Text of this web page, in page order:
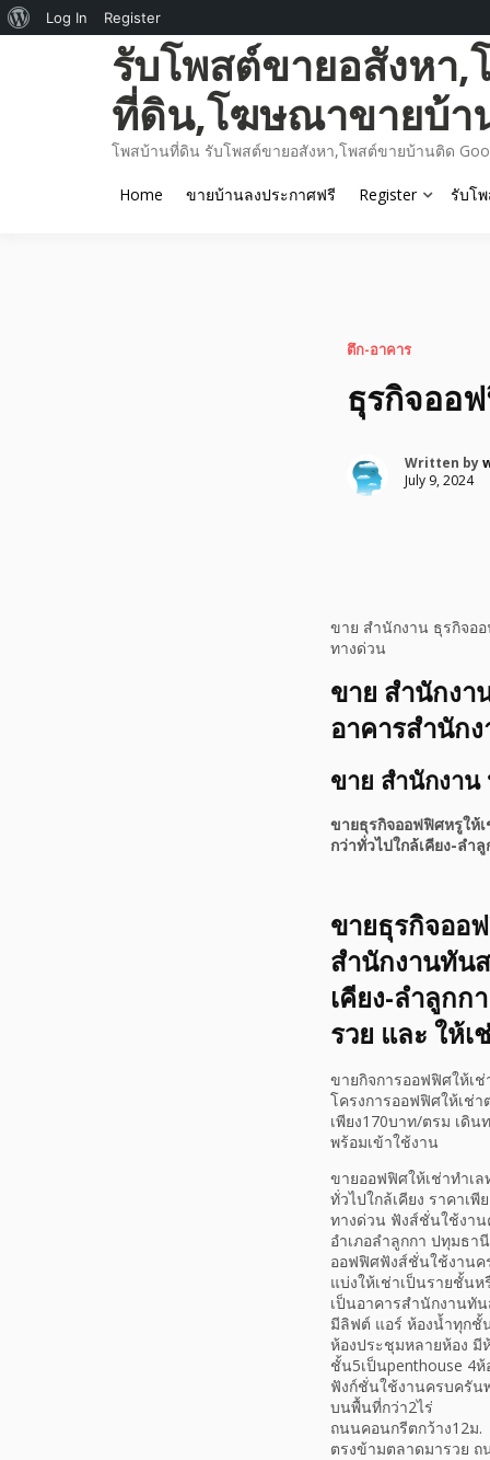
รับโพสต์ขายอสังหา
ที่ดิน,โฆษณาขายบ้า
โพสบ้านที่ดิน รับโพสต์ขายอสังหา,โพสต์ขายบ้านติด
Home ขายบ้านลงประกาศฟรี Register รับโ
ตึก-อาคาร
ธุรกิจออ
Written by
July 9, 2024
ขาย สำนักงาน ธุรกิจอ
ทางด่วน
ขาย สำนักงา
อาคารสำนัก
ขาย สำนักงา
ขายธุรกิจออฟฟิศหรูให้
กว่าทั่วไปใกล้เคียง-ลำ
ขายธุรกิจออ
สำนักงานทัน
เคียง-ลำลูก
รวย และ ให้
ขายกิจการออฟฟิศให้เ
โครงการออฟฟิศให้เช่
เพียง170บาท/ตรม เดิ
พร้อมเข้าใช้งาน
ขายออฟฟิศให้เช่าทำเ
ทั่วไปใกล้เคียง ราคาเ
ทางด่วน ฟังส์ชั่นใช้งาน
อำเภอลำลูกกา ปทุมธานี
ออฟฟิศฟังส์ชั่นใช้งานค
แบ่งให้เช่าเป็นรายชั้น
เป็นอาคารสำนักงานทั
มีลิฟต์ แอร์ ห้องน้ำทุกชั้
ห้องประชุมหลายห้อง มี
ชั้น5เป็นpenthouse 4
ฟังก์ชั่นใช้งานครบครัน
บนพื้นที่กว่า2ไร่
ถนนคอนกรีตกว้าง12ม.
ตรงข้ามตลาดมารวย
About
Log In Register